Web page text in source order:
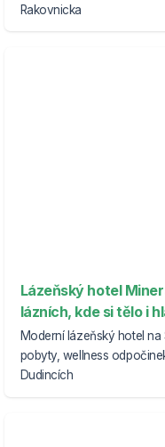
Rakovnicka
Lázeňský hotel
lázních, kde si tělo i
Moderní lázeňský hotel
pobyty, wellness
Dudincích